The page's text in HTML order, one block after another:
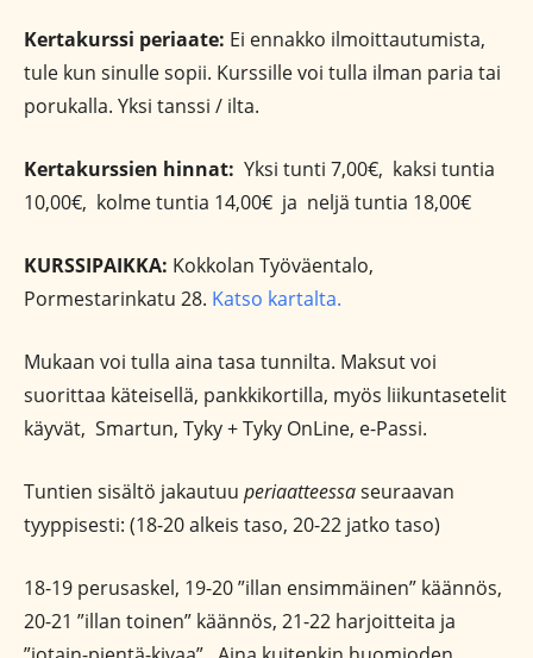
Kertakurssi periaate: Ei ennakko ilmoittautumista,
tule kun sinulle sopii. Kurssille voi tulla ilman paria tai
porukalla. Yksi tanssi / ilta.
Kertakurssien hinnat: Yksi tunti 7,00€, kaksi tuntia
10,00€, kolme tuntia 14,00€ ja neljä tuntia 18,00€
KURSSIPAIKKA: Kokkolan Työväentalo,
Pormestarinkatu 28. Katso kartalta.
Mukaan voi tulla aina tasa tunnilta. Maksut voi
suorittaa käteisellä, pankkikortilla, myös liikuntasetelit
käyvät, Smartun, Tyky + Tyky OnLine, e-Passi.
Tuntien sisältö jakautuu periaatteessaseuraavan
tyyppisesti: (18-20 alkeis taso, 20-22 jatko taso)
18-19 perusaskel, 19-20 ”illan ensimmäinen” käännös,
20-21 ”illan toinen” käännös, 21-22 harjoitteita ja